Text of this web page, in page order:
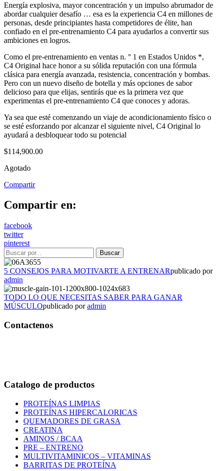
Energía explosiva, mayor concentración y un impulso abrumador de
abordar cualquier desafío … esa es la experiencia C4 en millones de
personas, desde principiantes hasta competidores de élite, han
confiado en el pre-entrenamiento C4 para ayudarlos a convertir sus
ambiciones en logros.
Como el pre-entrenamiento en ventas n. ° 1 en Estados Unidos *,
C4 Original hace honor a su sólida reputación con una fórmula
clásica para energía avanzada, resistencia, concentración y bombas.
Pero con un nuevo diseño de botella y más opciones de sabor
delicioso para que elijas, sentirás que es la primera vez que
experimentas el pre-entrenamiento C4 que conoces y adoras.
Ya sea que esté comenzando un viaje de acondicionamiento físico o
se esté esforzando por alcanzar el siguiente nivel, C4 Original lo
ayudará a desbloquear todo su potencial
$114,900.00
Agotado
Compartir
Compartir en:
facebook
twitter
pinterest
5 CONSEJOS PARA MOTIVARTE A ENTRENARpublicado por
admin
TODO LO QUE NECESITAS SABER PARA GANAR
MÚSCULOpublicado poradmin
Contactenos
Catalogo de productos
PROTEÍNAS LIMPIAS
PROTEÍNAS HIPERCALORICAS
QUEMADORES DE GRASA
CREATINA
AMINOS / BCAA
PRE – ENTRENO
MULTIVITAMINICOS – VITAMINAS
BARRITAS DE PROTEÍNA